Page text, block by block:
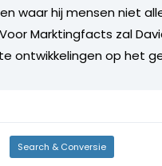
waar hij mensen niet
Marktingfacts zal
ontwikkelingen op het
Search & Conversie